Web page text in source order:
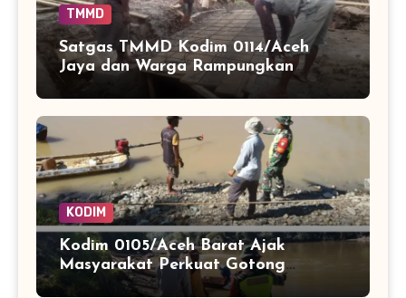
TMMD
Satgas TMMD Kodim 0114/Aceh
Jaya dan Warga Rampungkan
Bekisting Jembatan Titik 1
KODIM
Kodim 0105/Aceh Barat Ajak
Masyarakat Perkuat Gotong
Royong Hadapi Potensi Bencana